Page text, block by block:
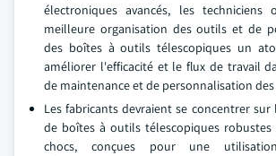
électroniques avancés, les
meilleure organisation des outils et de
des boîtes à outils télescopiques un
améliorer l'efficacité et le flux de travail
de maintenance et de personnalisation
Les fabricants devraient se concentrer
de boîtes à outils télescopiques robustes
chocs, conçues pour une